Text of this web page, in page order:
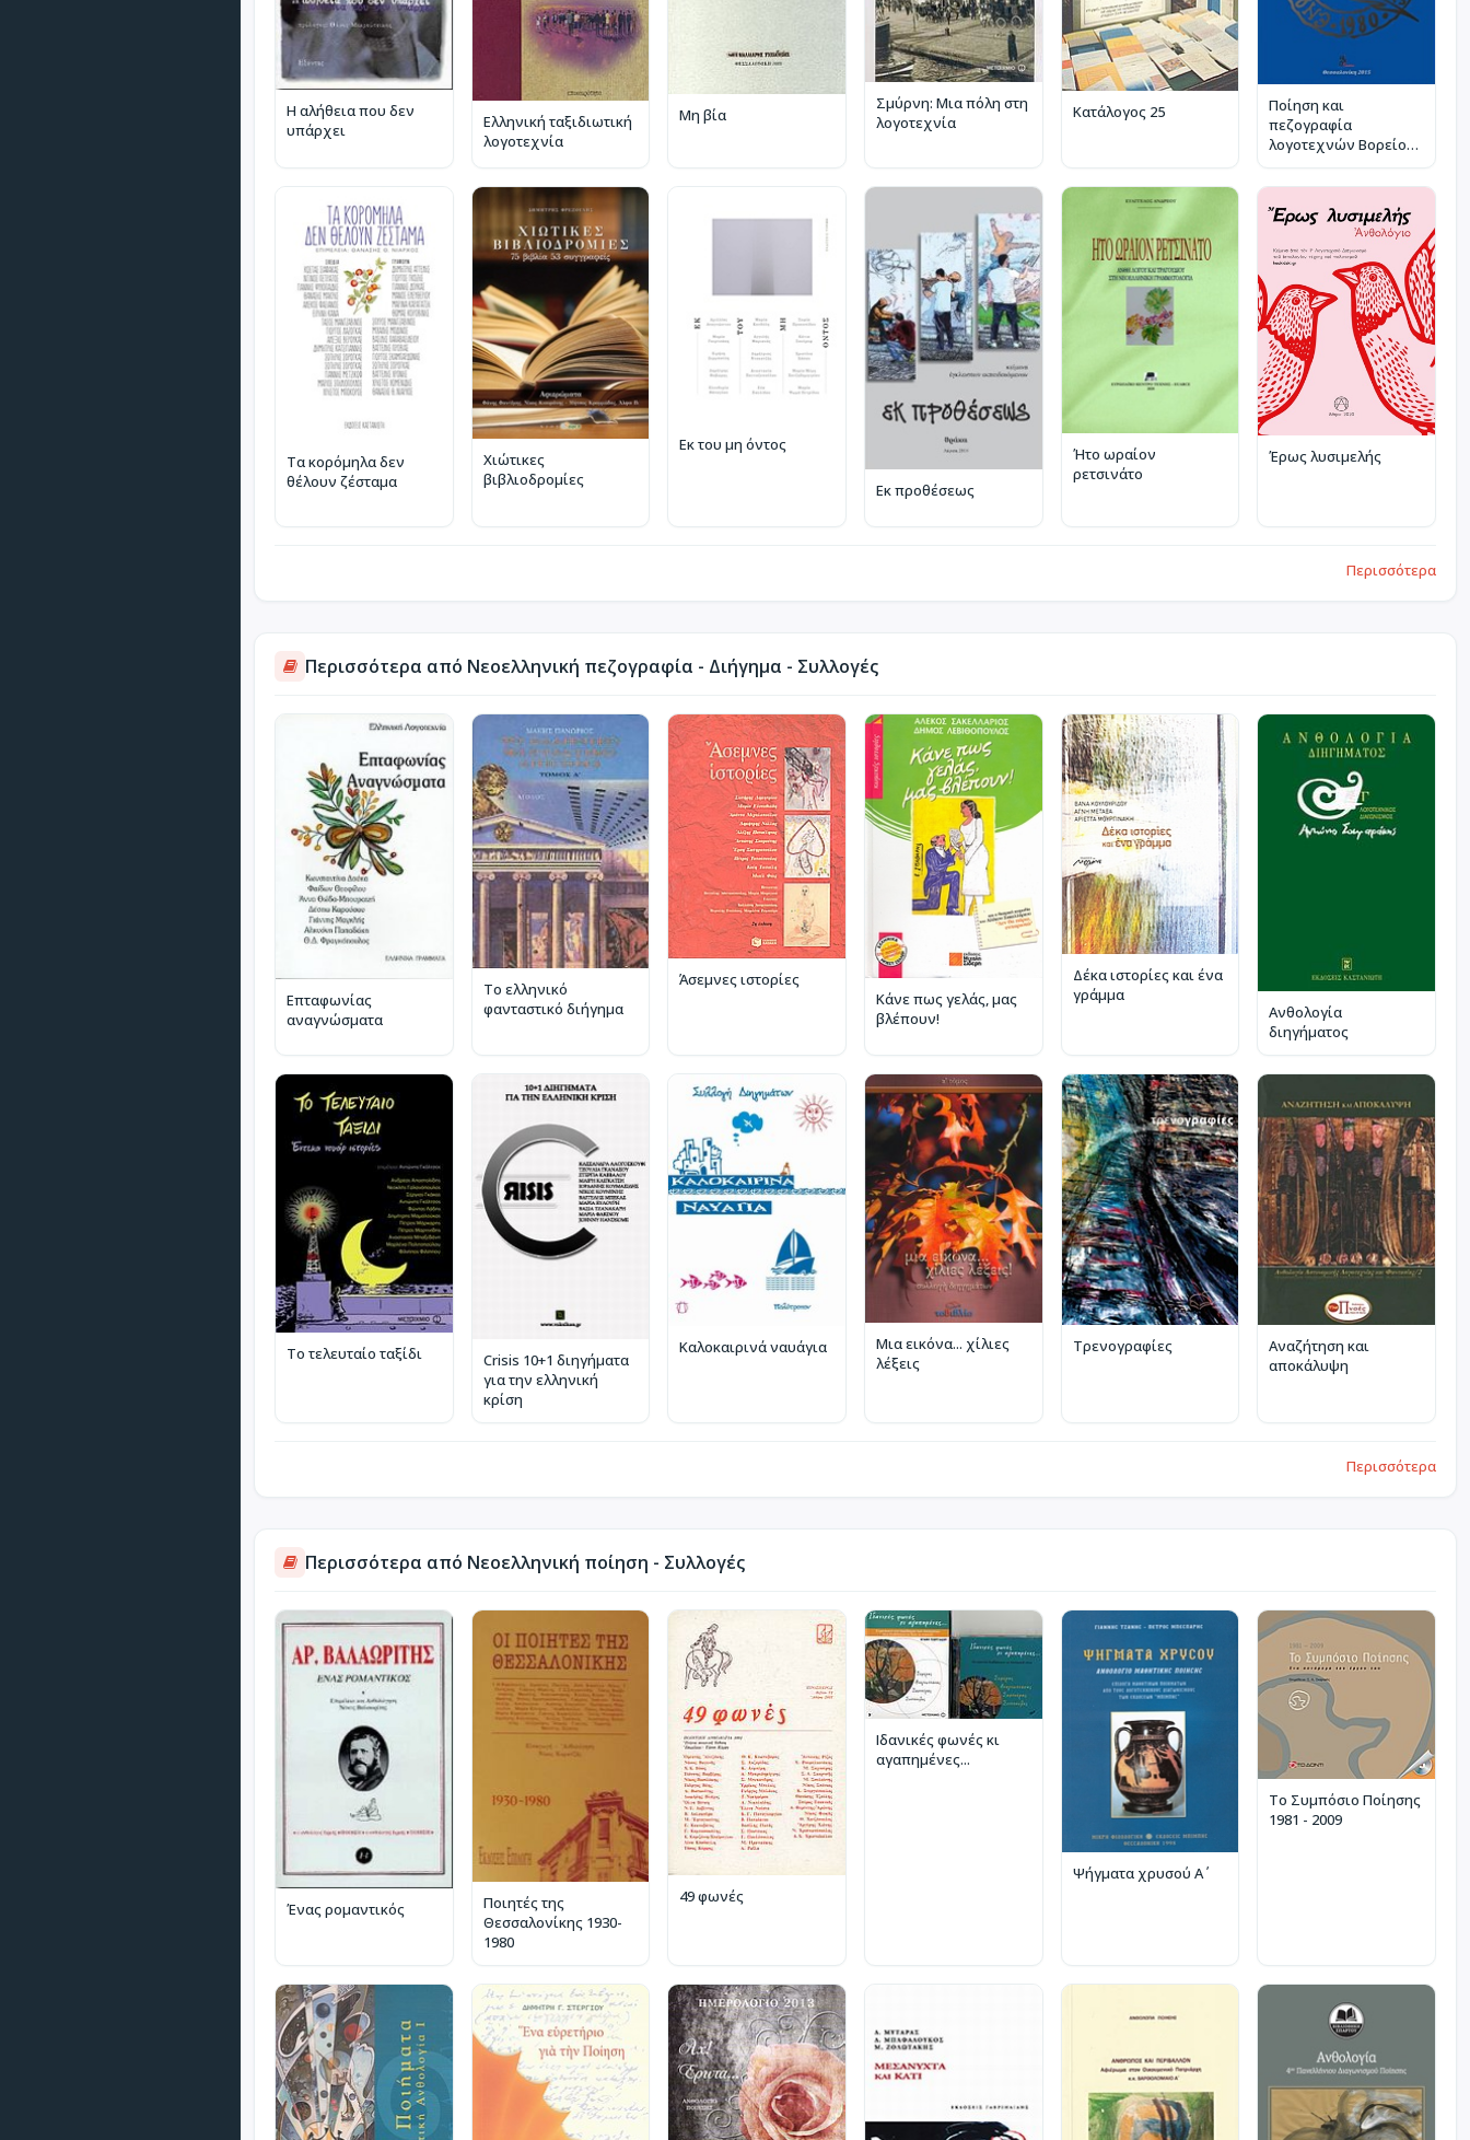
Η αλήθεια που δεν
υπάρχει
Ελληνική ταξιδιωτική
λογοτεχνία
Μη βία
Σμύρνη: Μια πόλη στη
λογοτεχνία
Κατάλογος 25
Ποίηση και
πεζογραφία
λογοτεχνών Βορείου
Τα κορόμηλα δεν
θέλουν ζέσταμα
Χιώτικες
βιβλιοδρομίες
Εκ του μη όντος
Εκ προθέσεως
Ήτο ωραίον
ρετσινάτο
Έρως λυσιμελής
Περισσότερα
Περισσότερα από Νεοελληνική πεζογραφία - Διήγημα - Συλλογές
Επταφωνίας
αναγνώσματα
Το ελληνικό
φανταστικό διήγημα
Άσεμνες ιστορίες
Κάνε πως γελάς, μας
βλέπουν!
Δέκα ιστορίες και ένα
γράμμα
Ανθολογία
διηγήματος
Το τελευταίο ταξίδι
Crisis 10+1 διηγήματα
για την ελληνική
κρίση
Καλοκαιρινά ναυάγια
Μια εικόνα... χίλιες
λέξεις
Τρενογραφίες
Αναζήτηση και
αποκάλυψη
Περισσότερα
Περισσότερα από Νεοελληνική ποίηση - Συλλογές
Ένας ρομαντικός
Ποιητές της
Θεσσαλονίκης 1930-
1980
49 φωνές
Ιδανικές φωνές κι
αγαπημένες...
Ψήγματα χρυσού Α΄
Το Συμπόσιο Ποίησης
1981 - 2009